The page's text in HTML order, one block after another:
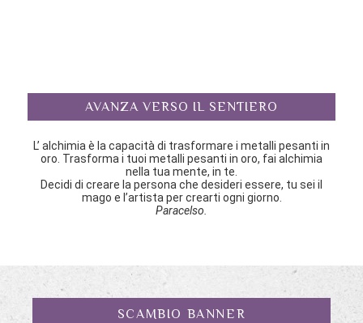
AVANZA VERSO IL SENTIERO
L’ alchimia è la capacità di trasformare i metalli pesanti in
oro. Trasforma i tuoi metalli pesanti in oro, fai alchimia
nella tua mente, in te.
Decidi di creare la persona che desideri essere, tu sei il
mago e l’artista per crearti ogni giorno.
Paracelso.
SCAMBIO BANNER